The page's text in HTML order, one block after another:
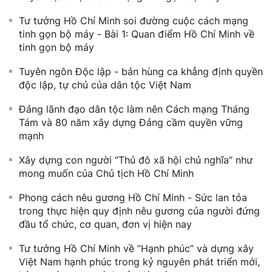
Tư ​tưởng Hồ​ Chí Minh soi đường cuộc cách mạng
tinh gọn bộ máy - Bài 1: Quan điểm Hồ Chí Minh về
tinh gọn bộ máy
Tuyên ngôn Độc lập - bản hùng ca khẳng định quyền
độc lập, tự chủ của dân tộc Việt Nam
Đảng lãnh đạo dân tộc làm nên Cách mạng Tháng
Tám và 80 năm xây dựng Đảng cầm quyền vững
mạnh
Xây dựng con người “Thủ đô xã hội chủ nghĩa” như
mong muốn của Chủ tịch Hồ Chí Minh
Phong cách nêu gương Hồ Chí Minh - Sức lan tỏa
trong thực hiện quy định nêu gương của người đứng
đầu tổ chức, cơ quan, đơn vị hiện nay
Tư tưởng Hồ Chí Minh về “Hạnh phúc” và dựng xây
Việt Nam hạnh phúc trong kỷ nguyên phát triển mới,